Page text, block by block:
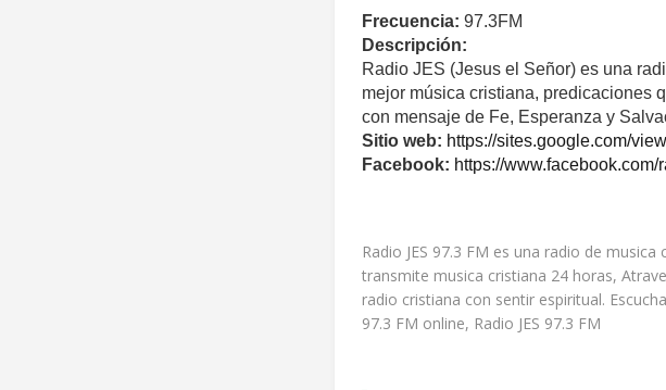
Frecuencia: 97.3FM
Descripción:
Radio JES (Jesus el Señor) es una
mejor música cristiana, predicaciones
con mensaje de Fe, Esperanza y
Sitio web: https://sites.google.com/
Facebook: https://www.facebook.com/
Radio JES 97.3 FM es una radio de
transmite musica cristiana 24 horas,
radio cristiana con sentir espiritual.
97.3 FM online, Radio JES 97.3 FM